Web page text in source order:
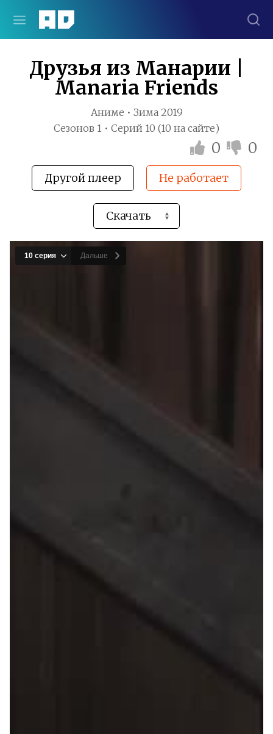
Друзья из Манарии |
Manaria Friends
Аниме • Зима 2019
Сезонов 1 • Серий 10 (10 на сайте)
0 0
Другой плеер Не работает